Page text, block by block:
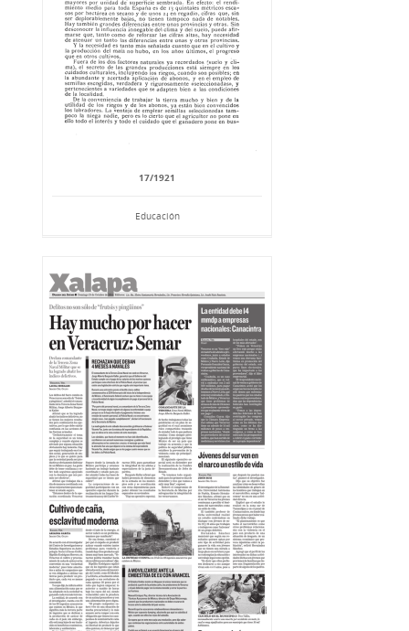
17/1921
Educación